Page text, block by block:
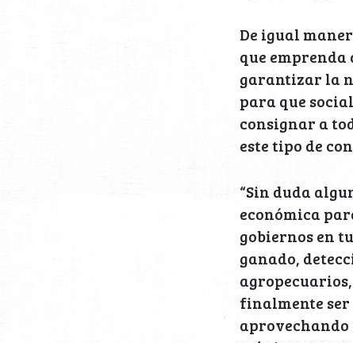
De igual
que
garantizar la
para que
consignar a
este tipo de
“Sin duda
económica
gobiernos en
ganado,
finalmente ser
aprovechando